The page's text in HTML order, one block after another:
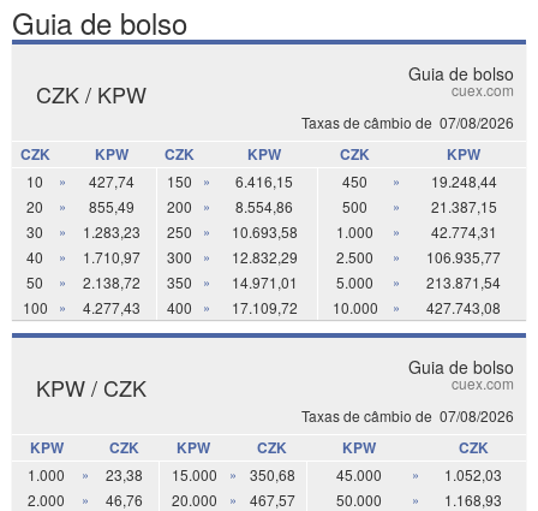
Guia de bolso
Guia de bolso
cuex.com
Taxas de câmbio de 07/08/2026
CZK / KPW
CZK KPW CZK KPW CZK KPW
10 » 427,74 150 » 6.416,15 450 »
19.248,44
20
» 855,49 200 » 8.554,86 500 »
21.387,15
30
» 1.283,23 250 » 10.693,58 1.000 »
42.774,31
40
» 1.710,97 300 » 12.832,29 2.500 »
106.935,77
50
» 2.138,72 350 » 14.971,01 5.000 »
213.871,54
100
» 4.277,43 400 » 17.109,72 10.000 » 427.743,08
Guia de bolso
cuex.com
Taxas de câmbio de 07/08/2026
KPW / CZK
KPW CZK KPW CZK KPW CZK
1.000 » 23,38 15.000 » 350,68 45.000 »
1.052,03
2.000
» 46,76 20.000 » 467,57 50.000 »
1.168,93